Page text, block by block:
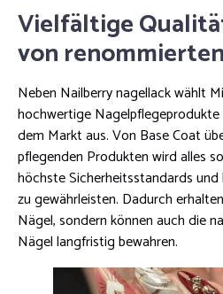
Vielfältige
von
Neben Nailberry nagellack wählt
hochwertige
dem Markt aus. Von Base Coat
pflegenden Produkten wird alles
höchste Sicherheitsstandards
zu gewährleisten. Dadurch
Nägel, sondern können auch die
Nägel langfristig bewahren.